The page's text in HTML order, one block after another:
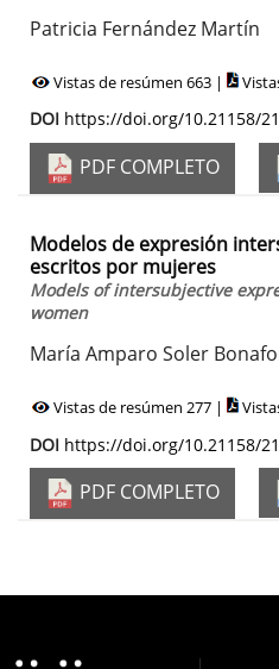
Patricia Fernández Martín
Vistas de resúmen 663 |
DOI https://doi.org/10.21158/
PDF COMPLETO
Modelos de expresión
escritos por mujeres
Models of intersubjective
women
María Amparo Soler
Vistas de resúmen 277 |
DOI https://doi.org/10.21158/
PDF COMPLETO